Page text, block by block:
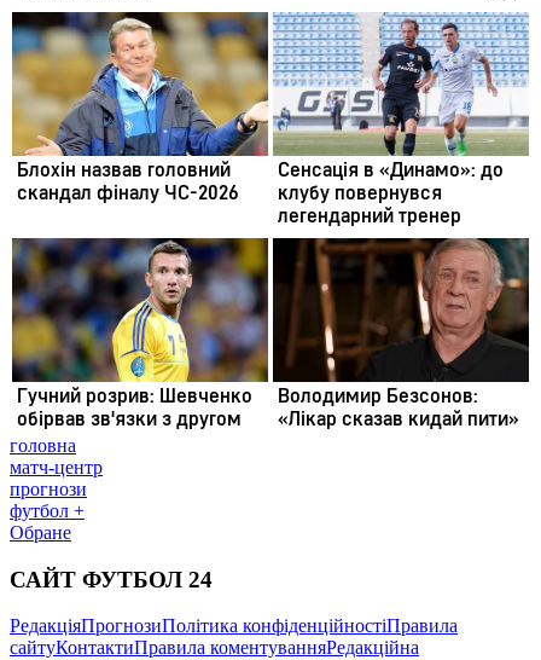
головна
матч-центр
прогнози
футбол +
Обране
САЙТ ФУТБОЛ 24
РедакціяПрогнозиПолітика конфіденційностіПравила
сайтуКонтактиПравила коментуванняРедакційна